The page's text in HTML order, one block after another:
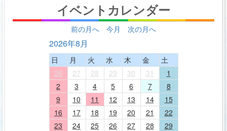
イベントカレンダー
前の月へ 今月 次の月へ
2026年8月
日 月 火 水 木 金
土
26
27 28 29 30 31
1
2
3 4 5 6 7
8
9
10 11 12 13 14
15
16
17 18 19 20 21
22
23
24 25 26 27 28
29